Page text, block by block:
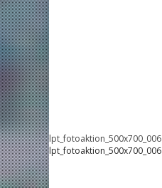
lpt_fotoaktion_500x700_006
lpt_fotoaktion_500x700_006